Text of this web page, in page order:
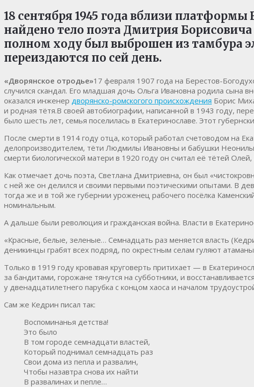
18 сентября 1945 года вблизи
найдено тело поэта Дмитрия
полном ходу был выброшен из тамбура
переиздаются по сей день.
«Дворянское отродье»17 февраля 1907 года на Берестов-
случился скандал. Его младшая дочь Ольга Ивановна родила сына
оказался инженер дворянско-ромскогого происхождения Борис
и родная тётя.В своей автобиографии, написанной в 1943 году,
было шесть лет, семья поселилась в Екатеринославе. Этот
После смерти в 1914 году отца, который работал счетоводом на
делопроизводителем, тёти Людмилы Ивановны и бабушки
смерти биологической матери в 1920 году он считал её тётей
Как отмечает дочь поэта, Светлана Дмитриевна, он был
с ней же он делился и своими первыми поэтическими опытами. В
тогда же и в той же губернии уроженец рабочего посёлка
номинальным.
А дальше были революция и гражданская война. Власти в
«Красные, белые, зеленые… Семнадцать раз меняется власть
деникинцы грабят всех подряд, по окрестным селам гуляют
Только в 1919 году кровавая круговерть притихает — в
за бандитами, горожане тянутся на субботники, и
у двенадцатилетнего парубка с концом хаоса и началом
Сам же Кедрин писал так:
Воспоминанья детства!
Это было
В том городе семнадцати властей,
Который поднимал семнадцать раз
Свои дома из пепла и развалин,
Чтобы назавтра снова их найти
В развалинах и пепле…